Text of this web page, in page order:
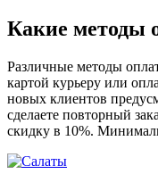
Какие методы
Различные методы
картой курьеру или
новых клиентов
сделаете повторный
скидку в 10%.